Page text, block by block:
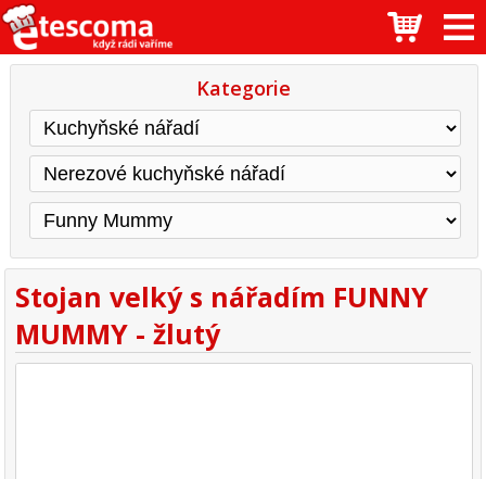
Kategorie
Stojan velký s nářadím FUNNY
MUMMY - žlutý